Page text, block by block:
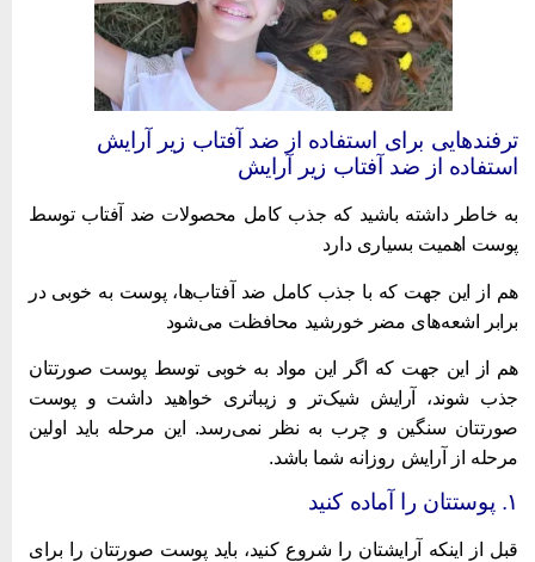
برای استفاده از ضد آفتاب زیر آرایش
از ضد آفتاب زیر آرایش
خاطر داشته باشید که جذب کامل محصولات ضد آفتاب توسط
اهمیت بسیاری دارد
از این جهت که با جذب کامل ضد آفتاب‌ها، پوست به خوبی در
اشعه‌های مضر خورشید محافظت می‌شود
از این جهت که اگر این مواد به خوبی توسط پوست صورتتان
شوند، آرایش شیک‌تر و زیباتری خواهید داشت و پوست
سنگین و چرب به نظر نمی‌رسد. این مرحله باید اولین
از آرایش روزانه شما باشد.
از اینکه آرایشتان را شروع کنید، باید پوست صورتتان را برای